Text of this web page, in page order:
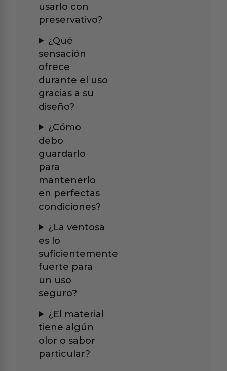
usarlo con
preservativo?
¿Qué
sensación
ofrece
durante el uso
gracias a su
diseño?
¿Cómo
debo
guardarlo
para
mantenerlo
en perfectas
condiciones?
¿La ventosa
es lo
suficientemente
fuerte para
un uso
seguro?
¿El material
tiene algún
olor o sabor
particular?